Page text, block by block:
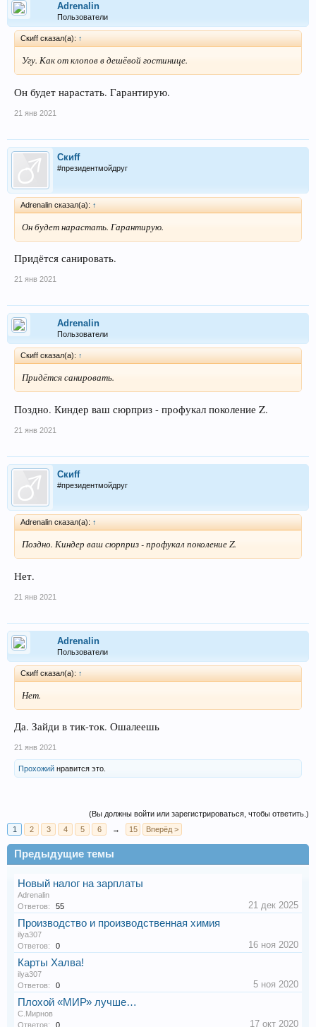
Adrenalin
Пользователи
Скиff сказал(а): ↑
Угу. Как от клопов в дешёвой гостинице.
Он будет нарастать. Гарантирую.
21 янв 2021
Скиff
#президентмойдруг
Adrenalin сказал(а): ↑
Он будет нарастать. Гарантирую.
Придётся санировать.
21 янв 2021
Adrenalin
Пользователи
Скиff сказал(а): ↑
Придётся санировать.
Поздно. Киндер ваш сюрприз - профукал поколение Z.
21 янв 2021
Скиff
#президентмойдруг
Adrenalin сказал(а): ↑
Поздно. Киндер ваш сюрприз - профукал поколение Z.
Нет.
21 янв 2021
Adrenalin
Пользователи
Скиff сказал(а): ↑
Нет.
Да. Зайди в тик-ток. Ошалеешь
21 янв 2021
Прохожий нравится это.
(Вы должны войти или зарегистрироваться, чтобы ответить.)
1
2 3 4 5 6 → 15 Вперёд >
Предыдущие темы
Новый налог на зарплаты
Adrenalin
Ответов:
55 21 дек 2025
Производство и производственная химия
ilya307
Ответов:
0 16 ноя 2020
Карты Халва!
ilya307
Ответов:
0 5 ноя 2020
Плохой «МИР» лучше…
С.Мирнов
Ответов:
0 17 окт 2020